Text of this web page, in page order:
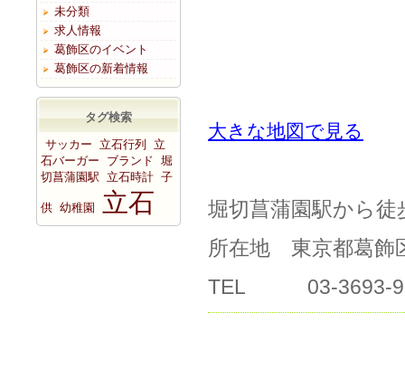
未分類
求人情報
葛飾区のイベント
葛飾区の新着情報
タグ検索
サッカー
立石行列
立
石バーガー
ブランド 堀
切菖蒲園駅
立石時計 子
供 幼稚園 立石
大きな地図で見る
堀切菖蒲園駅から徒
所在地 東京都葛飾
TEL 03-3693-